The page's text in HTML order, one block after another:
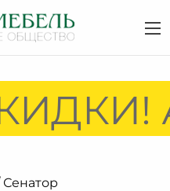
Сенатор